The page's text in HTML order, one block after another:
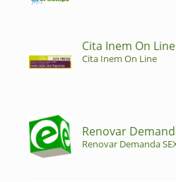
Cita Inem On Line
Cita Inem On Line
Renovar
Renovar Demanda